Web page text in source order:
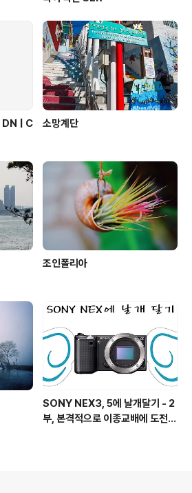
| C
소망계단
조인폴리아
SONY NEX3, 5에 날개달기 - 2
부, 본격적으로 이종교배에 도전하